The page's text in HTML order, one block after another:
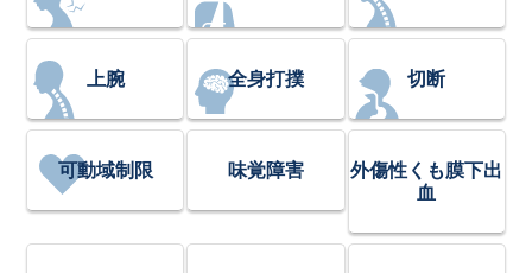
上腕 全身打撲 切断
可動域制限 味覚障害
外傷性くも膜下出
血